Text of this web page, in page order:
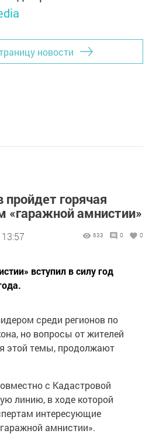
новости
горячая
«гаражной амнистии»
633 0 0
вступил в силу год
среди регионов по
но вопросы от жителей
этой темы, продолжают
с Кадастровой
линию, в ходе которой
интересующие
амнистии».